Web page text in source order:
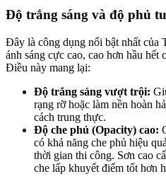
Độ trắng sáng và độ phủ
Đây là công dụng nổi bật nhất của
ánh sáng cực cao, cao hơn hầu hết
Điều này mang lại:
Độ trắng sáng vượt trội:
rạng rỡ hoặc làm nền hoàn
cách trung thực.
Độ che phủ (Opacity) cao:
có khả năng che phủ hiệu
thời gian thi công. Sơn cao
che lấp khuyết điểm tốt hơn